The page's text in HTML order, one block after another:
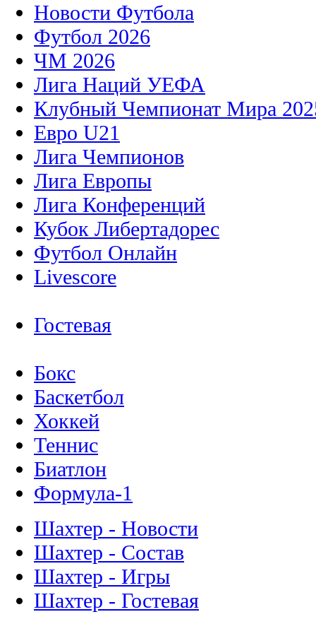
Новости Футбола
Футбол 2026
ЧМ 2026
Лига Наций УЕФА
Клубный Чемпионат Мира
Евро U21
Лига Чемпионов
Лига Европы
Лига Конференций
Кубок Либертадорес
Футбол Онлайн
Livescore
Гостевая
Бокс
Баскетбол
Хоккей
Теннис
Биатлон
Формула-1
Шахтер - Новости
Шахтер - Состав
Шахтер - Игры
Шахтер - Гостевая